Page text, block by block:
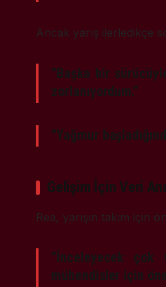
Ancak yarış ilerledikçe
“Başka bir
zorlanıyordum.”
“Yağmur
Gelişim İçin Veri
Rea, yarışın takım için
“İnceleyecek çok
mühendisler için